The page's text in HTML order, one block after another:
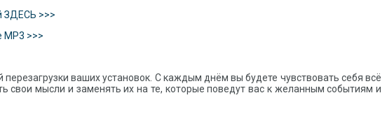
ЗДЕСЬ >>>
>>>
ваших установок. С каждым днём вы будете чувствовать себя всё
свои мысли и заменять их на те, которые поведут вас к желанным событиям и